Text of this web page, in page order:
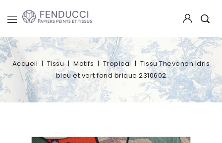
Accueil Tissu Motifs Tropical
Tissu Thevenon Idris
bleu et vert fond brique 2310602